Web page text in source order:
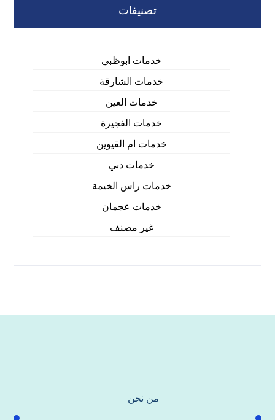
تصنيفات
خدمات ابوظبي
خدمات الشارقة
خدمات العين
خدمات الفجيرة
خدمات ام القيوين
خدمات دبي
خدمات راس الخيمة
خدمات عجمان
غير مصنف
من نحن